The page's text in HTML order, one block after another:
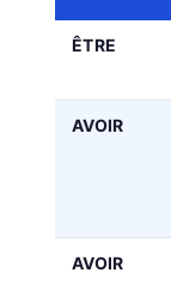
ÊTRE
AVOIR
AVOIR